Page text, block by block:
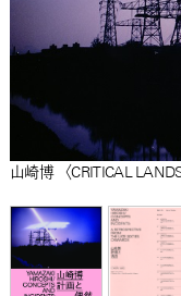
山崎博 〈CRITICAL